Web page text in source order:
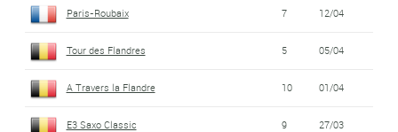
Paris-Roubaix 7 12/04
Tour des Flandres 5 05/04
A Travers la Flandre 10 01/04
E3 Saxo Classic 9 27/03